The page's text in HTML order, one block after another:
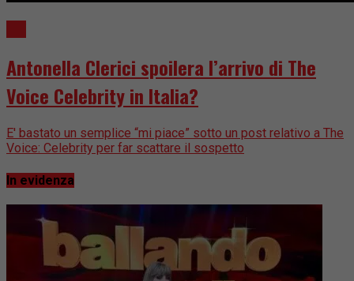
Antonella Clerici spoilera l’arrivo di The
Voice Celebrity in Italia?
E' bastato un semplice “mi piace” sotto un post relativo a The
Voice: Celebrity per far scattare il sospetto
In evidenza